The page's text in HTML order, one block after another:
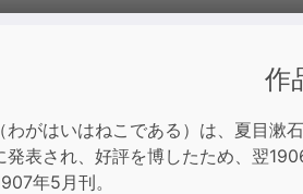
作
わがはいはねこである）は、夏目
発表され、好評を博したため、翌
年5月刊。